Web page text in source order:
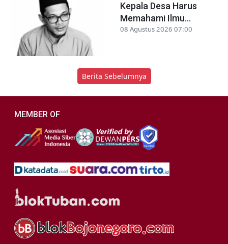
Kepala Desa Harus
Memahami Ilmu...
08 Agustus 2026 07:00
Berita Sebelumnya
MEMBER OF